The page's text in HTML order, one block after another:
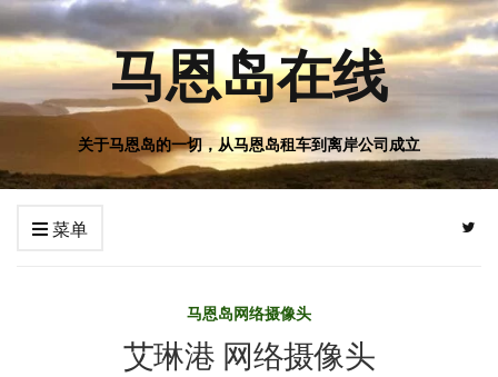
马恩岛在线
关于马恩岛的一切，从马恩岛租车到离岸公司成立
菜单
马恩岛网络摄像头
艾琳港 网络摄像头